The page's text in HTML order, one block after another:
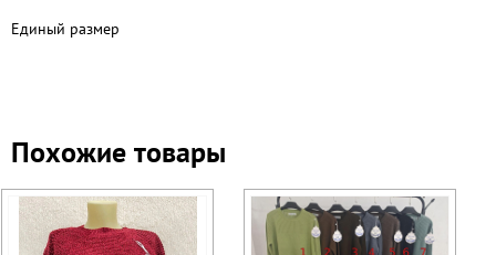
Единый размер
Похожие товары